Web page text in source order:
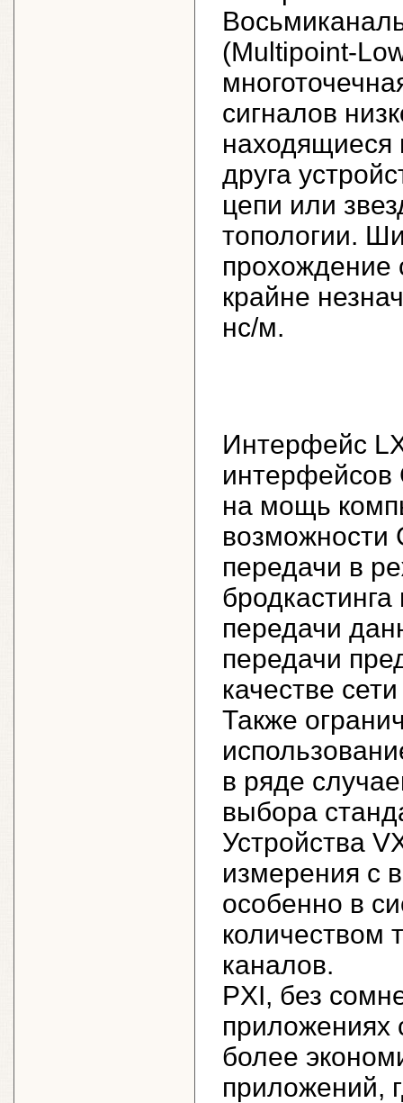
(Multipoint-
сигналов
находящиеся
друга
цепи или
топологии.
прохождение
крайне
нс/м.
Интерфейс
интерфейсов
на мощь
возможности
передачи в
передачи
передачи
качестве
Также
в ряде
выбора
Устройства
измерения с
особенно в
количеством
каналов.
PXI, без
приложениях
более
приложений,